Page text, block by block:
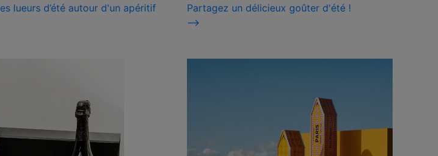
lueurs d’été autour d'un apéritif
Partagez un délicieux goûter d'été !
⟶